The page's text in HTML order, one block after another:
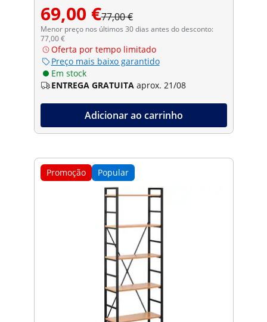
69,00 €77,00 €
Menor preço nos últimos 30 dias antes do desconto:
77,00 €
Oferta por tempo limitado
Preço mais baixo garantido
Em stock
ENTREGA GRATUITA aprox. 21/08
Adicionar ao carrinho
Promoção Popular